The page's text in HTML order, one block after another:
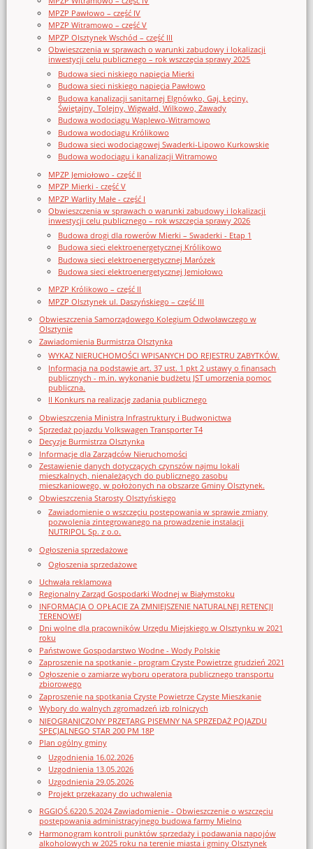
MPZP Pawłowo – część IV
MPZP Witramowo – część V
MPZP Olsztynek Wschód – część III
Obwieszczenia w sprawach o warunki zabudowy i lokalizacji
inwestycji celu publicznego – rok wszczęcia sprawy 2025
Budowa sieci niskiego napięcia Mierki
Budowa sieci niskiego napięcia Pawłowo
Budowa kanalizacji sanitarnej Elgnówko, Gaj, Łęciny,
Świętajny, Tolejny, Wigwałd, Wilkowo, Zawady
Budowa wodociągu Waplewo-Witramowo
Budowa wodociągu Królikowo
Budowa sieci wodociągowej Swaderki-Lipowo Kurkowskie
Budowa wodociągu i kanalizacji Witramowo
MPZP Jemiołowo - część II
MPZP Mierki - część V
MPZP Warlity Małe - część I
Obwieszczenia w sprawach o warunki zabudowy i lokalizacji
inwestycji celu publicznego – rok wszczęcia sprawy 2026
Budowa drogi dla rowerów Mierki – Swaderki - Etap 1
Budowa sieci elektroenergetycznej Królikowo
Budowa sieci elektroenergetycznej Marózek
Budowa sieci elektroenergetycznej Jemiołowo
MPZP Królikowo – część II
MPZP Olsztynek ul. Daszyńskiego – część III
Obwieszczenia Samorządowego Kolegium Odwoławczego w
Olsztynie
Zawiadomienia Burmistrza Olsztynka
WYKAZ NIERUCHOMOŚCI WPISANYCH DO REJESTRU ZABYTKÓW.
Informacja na podstawie art. 37 ust. 1 pkt 2 ustawy o finansach
publicznych - m.in. wykonanie budżetu JST umorzenia pomoc
publiczna.
II Konkurs na realizację zadania publicznego
Obwieszczenia Ministra Infrastruktury i Budwonictwa
Sprzedaż pojazdu Volkswagen Transporter T4
Decyzje Burmistrza Olsztynka
Informacje dla Zarządców Nieruchomości
Zestawienie danych dotyczących czynszów najmu lokali
mieszkalnych, nienależących do publicznego zasobu
mieszkaniowego, w położonych na obszarze Gminy Olsztynek.
Obwieszczenia Starosty Olsztyńskiego
Zawiadomienie o wszczęciu postępowania w sprawie zmiany
pozwolenia zintegrowanego na prowadzenie instalacji
NUTRIPOL Sp. z o.o.
Ogłoszenia sprzedażowe
Ogłoszenia sprzedażowe
Uchwała reklamowa
Regionalny Zarząd Gospodarki Wodnej w Białymstoku
INFORMACJA O OPŁACIE ZA ZMNIEJSZENIE NATURALNEJ RETENCJI
TERENOWEJ
Dni wolne dla pracowników Urzędu Miejskiego w Olsztynku w 2021
roku
Państwowe Gospodarstwo Wodne - Wody Polskie
Zaproszenie na spotkanie - program Czyste Powietrze grudzień 2021
Ogłoszenie o zamiarze wyboru operatora publicznego transportu
zbiorowego
Zaproszenie na spotkania Czyste Powietrze Czyste Mieszkanie
Wybory do walnych zgromadzeń izb rolniczych
NIEOGRANICZONY PRZETARG PISEMNY NA SPRZEDAŻ POJAZDU
SPECJALNEGO STAR 200 PM 18P
Plan ogólny gminy
Uzgodnienia 16.02.2026
Uzgodnienia 13.05.2026
Uzgodnienia 29.05.2026
Projekt przekazany do uchwalenia
RGGIOŚ.6220.5.2024 Zawiadomienie - Obwieszczenie o wszczęciu
postępowania administracyjnego budowa farmy Mielno
Harmonogram kontroli punktów sprzedaży i podawania napojów
alkoholowych w 2025 roku na terenie miasta i gminy Olsztynek